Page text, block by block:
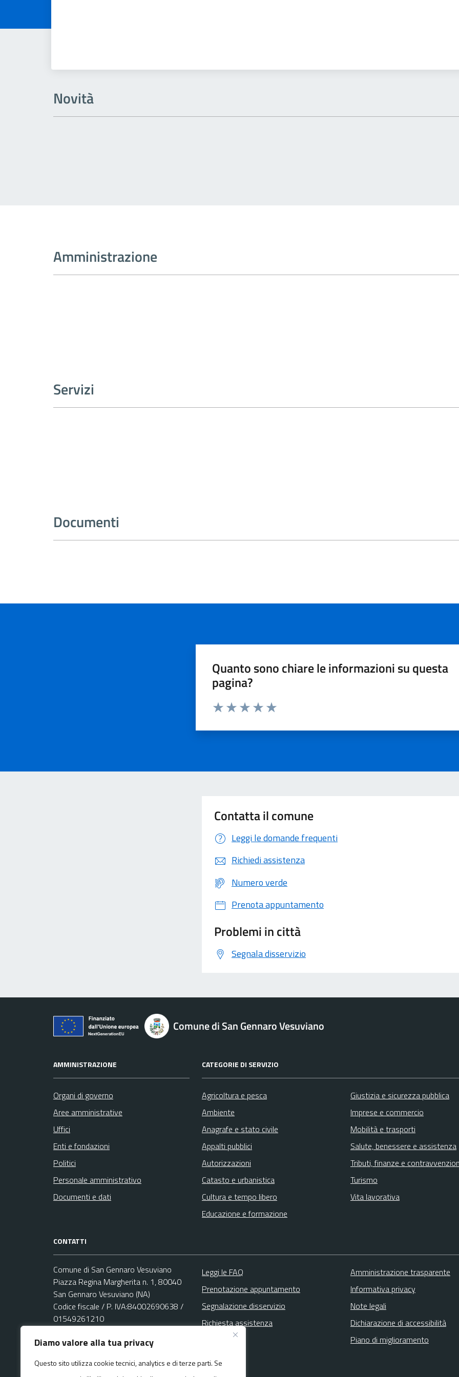
Diamo valore alla tua privacy
Questo sito utilizza cookie tecnici, analytics e di terze parti. Se
Novità
Amministrazione
Servizi
Documenti
Quanto sono chiare le informazioni su questa
pagina?
Contatta il comune
Leggi le domande frequenti
Richiedi assistenza
Numero verde
Prenota appuntamento
Problemi in città
Segnala disservizio
Comune di San Gennaro Vesuviano
AMMINISTRAZIONE
Organi di governo
Aree amministrative
Uffici
Enti e fondazioni
Politici
Personale amministrativo
Documenti e dati
CATEGORIE DI SERVIZIO
Agricoltura e pesca
Ambiente
Anagrafe e stato civile
Appalti pubblici
Autorizzazioni
Catasto e urbanistica
Cultura e tempo libero
Educazione e formazione
Giustizia e sicurezza pubblica
Imprese e commercio
Mobilità e trasporti
Salute, benessere e assistenza
Tributi, finanze e
Turismo
Vita lavorativa
CONTATTI
Comune di San Gennaro Vesuviano
Piazza Regina Margherita n. 1, 80040
San Gennaro Vesuviano (NA)
Codice fiscale / P. IVA:84002690638 /
01549261210
urp@comune.sangennarovesuviano.na.it
Leggi le FAQ
Prenotazione appuntamento
Segnalazione disservizio
Richiesta assistenza
Amministrazione trasparente
Informativa privacy
Note legali
Dichiarazione di accessibilità
Piano di miglioramento